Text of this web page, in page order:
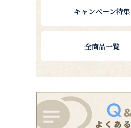
キャンペーン特集
全商品一覧